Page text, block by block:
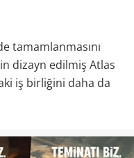
tamamlanmasını
dizayn edilmiş Atlas
iş birliğini daha da